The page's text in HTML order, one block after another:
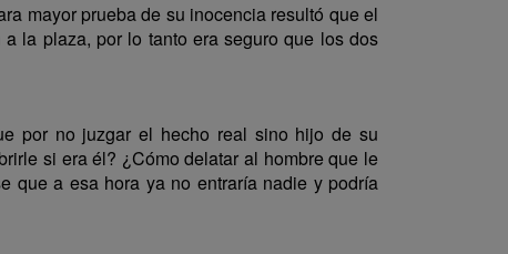
mayor prueba de su inocencia resultó que el
la plaza, por lo tanto era seguro que los dos
por no juzgar el hecho real sino hijo de su
si era él? ¿Cómo delatar al hombre que le
que a esa hora ya no entraría nadie y podría